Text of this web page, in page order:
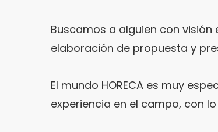
Buscamos a alguien con
elaboración de propuesta y
El mundo HORECA es muy
experiencia en el campo, con